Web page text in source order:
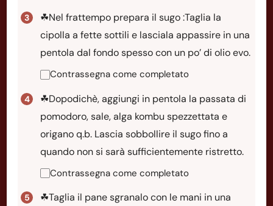
☘Nel frattempo prepara il sugo :Taglia la
cipolla a fette sottili e lasciala appassire in una
pentola dal fondo spesso con un po’ di olio evo.
Contrassegna come completato
☘Dopodichè, aggiungi in pentola la passata di
pomodoro, sale, alga kombu spezzettata e
origano q.b. Lascia sobbollire il sugo fino a
quando non si sarà sufficientemente ristretto.
Contrassegna come completato
☘Taglia il pane sgranalo con le mani in una